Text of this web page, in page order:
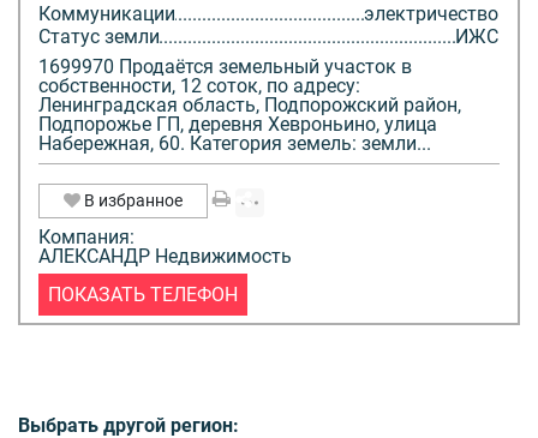
Коммуникации
электричество
Статус земли
ИЖС
1699970 Продаётся земельный участок в
собственности, 12 соток, по адресу:
Ленинградская область, Подпорожский район,
Подпорожье ГП, деревня Хевроньино, улица
Набережная, 60. Категория земель: земли...
В избранное
Компания:
АЛЕКСАНДР Недвижимость
ПОКАЗАТЬ ТЕЛЕФОН
Выбрать другой регион: